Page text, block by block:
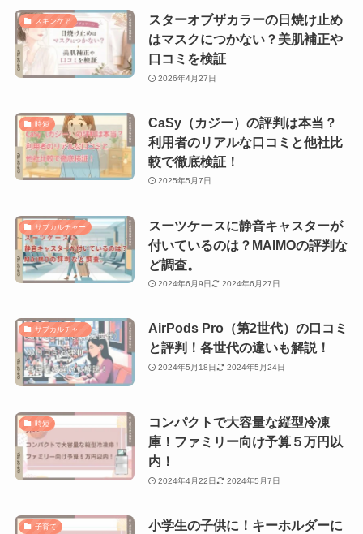
スキンケア
スターオブザカラーの日焼け止め
はマスクにつかない？美肌補正や
口コミを検証
2026年4月27日
時短
CaSy（カジー）の評判は本当？
利用者のリアルな口コミと他社比
較で徹底検証！
2025年5月7日
サブカルチャー
スーツケースに静音キャスターが
付いているのは？MAIMOの評判な
ど調査。
2024年6月9日 2024年6月27日
サブカルチャー
AirPods Pro（第2世代）の口コミ
と評判！各世代の違いも解説！
2024年5月18日 2024年5月24日
時短
コンパクトで大容量な縦型冷凍
庫！ファミリー向け予算５万円以
内！
2024年4月22日 2024年5月7日
子育て
小学生の子供に！キーホルダーに